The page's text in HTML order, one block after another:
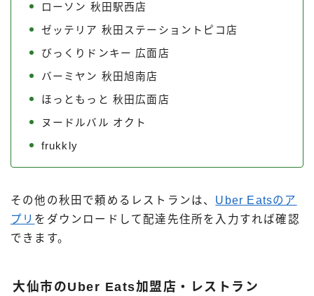
ローソン 秋田駅西店
ゼッテリア 秋田ステーショントピコ店
びっくりドンキー 広面店
バーミヤン 秋田旭南店
ほっともっと 秋田広面店
ヌードルバル オクト
frukkly
その他の秋田で頼めるレストランは、 Uber Eatsのア
プリ をダウンロードして配達先住所を入力すれば確認
できます。
大仙市のUber Eats加盟店・レストラン